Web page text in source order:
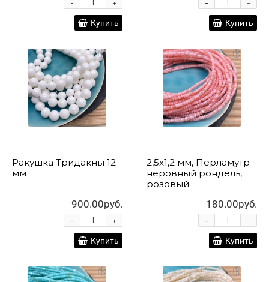
+
-
Купить
+
-
Купить
Ракушка Тридакны 12
мм
900.00руб.
+
-
Купить
2,5x1,2 мм, Перламутр
неровный рондель,
розовый
180.00руб.
+
-
Купить